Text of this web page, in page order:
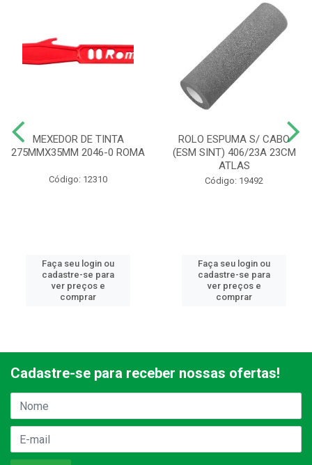
MEXEDOR DE TINTA
275MMX35MM 2046-0 ROMA
Código: 12310
Faça seu login ou
cadastre-se para
ver preços e
comprar
ROLO ESPUMA S/ CABO
(ESM SINT) 406/23A 23CM
ATLAS
Código: 19492
Faça seu login ou
cadastre-se para
ver preços e
comprar
Cadastre-se para receber nossas ofertas!